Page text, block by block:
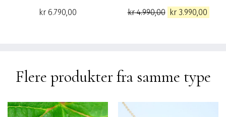
kr 6.790,00 kr4.990,00 Opprinnelig
kr3.990,00
Flere produkter fra samme type